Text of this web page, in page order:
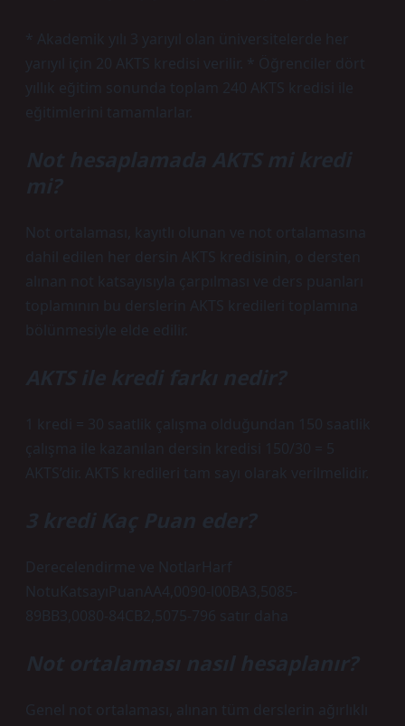
* Akademik yılı 3 yarıyıl olan üniversitelerde her
yarıyıl için 20 AKTS kredisi verilir. * Öğrenciler dört
yıllık eğitim sonunda toplam 240 AKTS kredisi ile
eğitimlerini tamamlarlar.
Not hesaplamada AKTS mi kredi
mi?
Not ortalaması, kayıtlı olunan ve not ortalamasına
dahil edilen her dersin AKTS kredisinin, o dersten
alınan not katsayısıyla çarpılması ve ders puanları
toplamının bu derslerin AKTS kredileri toplamına
bölünmesiyle elde edilir.
AKTS ile kredi farkı nedir?
1 kredi = 30 saatlik çalışma olduğundan 150 saatlik
çalışma ile kazanılan dersin kredisi 150/30 = 5
AKTS’dir. AKTS kredileri tam sayı olarak verilmelidir.
3 kredi Kaç Puan eder?
Derecelendirme ve NotlarHarf
NotuKatsayıPuanAA4,0090-l00BA3,5085-
89BB3,0080-84CB2,5075-796 satır daha
Not ortalaması nasıl hesaplanır?
Genel not ortalaması, alınan tüm derslerin ağırlıklı